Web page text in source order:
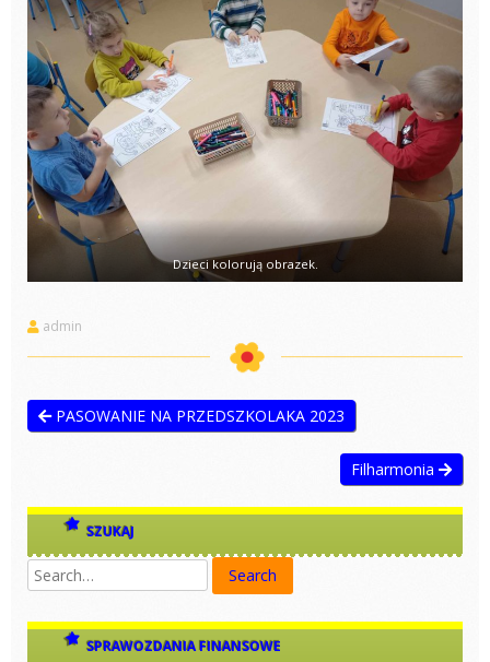
Dzieci kolorują obrazek.
admin
PASOWANIE NA PRZEDSZKOLAKA 2023
Filharmonia
SZUKAJ
SPRAWOZDANIA FINANSOWE